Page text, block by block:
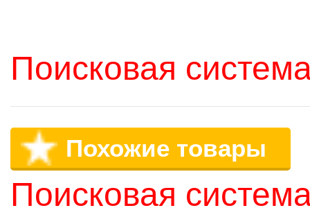
Поисковая
Похожие товары
Поисковая